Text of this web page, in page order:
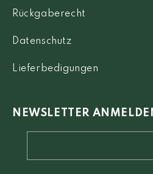
Rückgaberecht
Datenschutz
Lieferbedigungen
NEWSLETTER